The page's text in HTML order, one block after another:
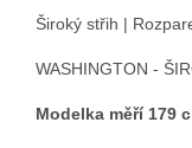
Široký střih |
WASHINGTON -
Modelka měří 179